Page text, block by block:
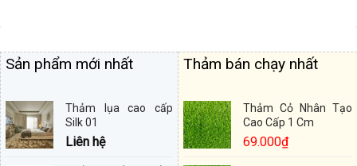
Sản phẩm mới nhất
Thảm lụa cao cấp
Silk 01
Liên hệ
Thảm bán chạy nhất
Thảm Cỏ Nhân Tạo
Cao Cấp 1 Cm
69.000₫